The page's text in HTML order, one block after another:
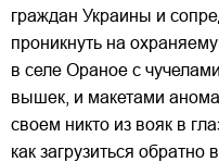
граждан Украины и
проникнуть на
в селе Ораное с
вышек, и макетами
своем никто из вояк в
как загрузиться обратно